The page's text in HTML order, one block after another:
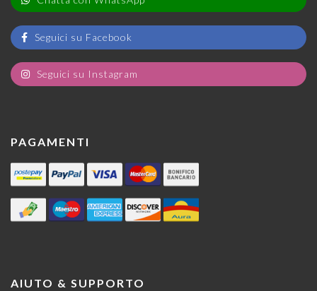
Seguici su Facebook
Seguici su Instagram
PAGAMENTI
AIUTO & SUPPORTO